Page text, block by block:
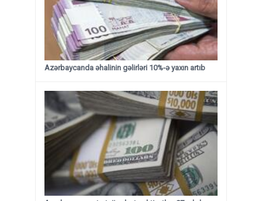
Azərbaycanda əhalinin gəlirləri 10%-ə yaxın artıb